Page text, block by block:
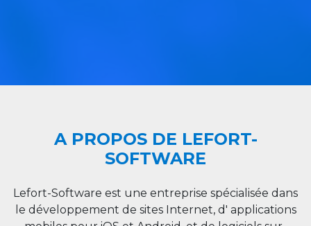
A PROPOS DE LEFORT-
SOFTWARE
Lefort-Software est une entreprise spécialisée dans
le développement de sites Internet, d' applications